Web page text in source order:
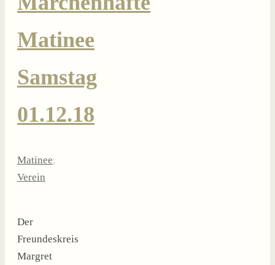
Matinee
Samstag
01.12.18
Matinee,
Verein
Der
Freundeskreis
Margret